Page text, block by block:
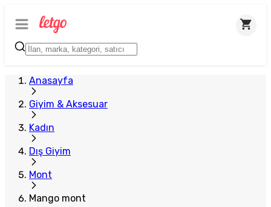
Anasayfa
Giyim & Aksesuar
Kadın
Dış Giyim
Mont
Mango mont